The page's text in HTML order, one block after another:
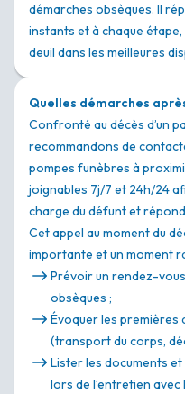
démarches obsèques. Il
instants et à chaque
deuil dans les meilleures
Quelles démarches
Confronté au décès d’un
recommandons de
pompes funèbres à
joignables 7j/7 et 24h/24
charge du défunt et
Cet appel au moment du
importante et un moment
Prévoir un rendez-
obsèques ;
Évoquer les
(transport du corps,
Lister les documents
lors de l’entretien